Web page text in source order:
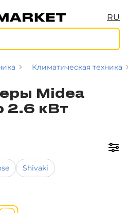
RU
Климатическая техника
Midea
2.6 кВт
Shivaki